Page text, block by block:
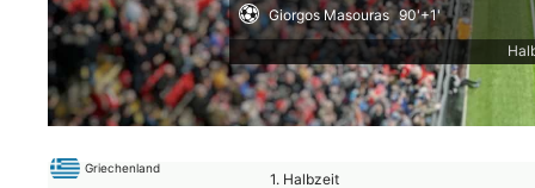
Giorgos Masouras 90'+1'
Griechenland
1. Halbzeit